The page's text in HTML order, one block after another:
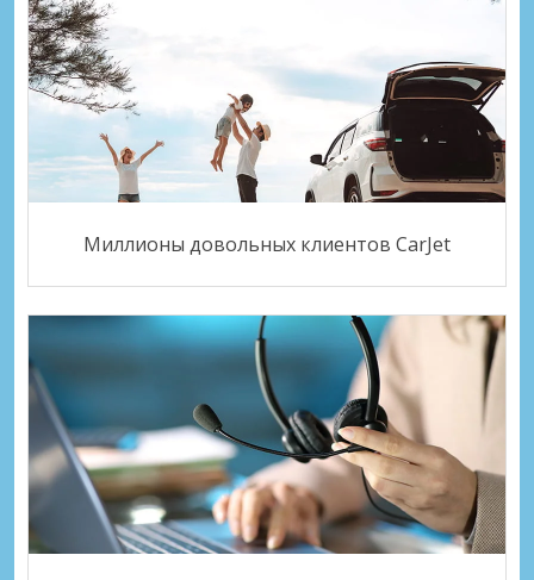
Миллионы довольных клиентов CarJet